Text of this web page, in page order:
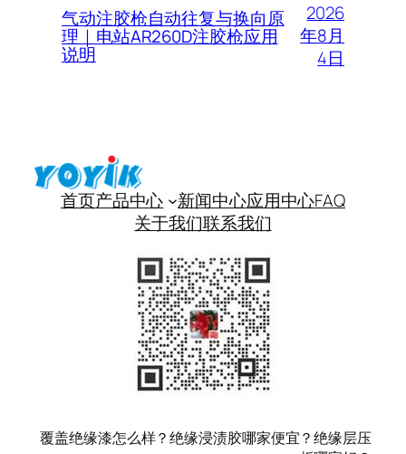
气动注胶枪自动往复与换向原
理｜电站AR260D注胶枪应用
说明
2026
年8月
4日
首页产品中心 新闻中心应用中心FAQ
关于我们联系我们
覆盖绝缘漆怎么样？绝缘浸渍胶哪家便宜？绝缘层压